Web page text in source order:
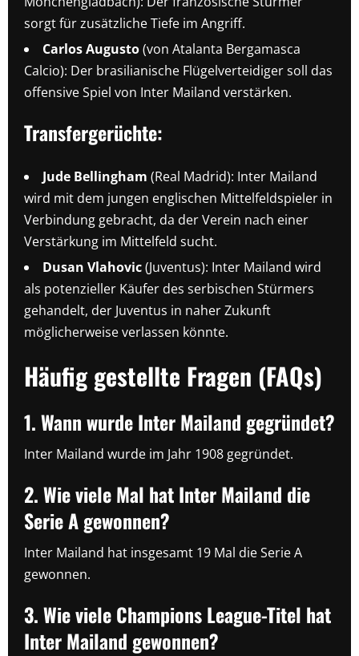
sorgt für zusätzliche Tiefe im Angriff.
Carlos Augusto(von Atalanta Bergamasca
Calcio): Der brasilianische Flügelverteidiger soll das
offensive Spiel von Inter Mailand verstärken.
Transfergerüchte:
Jude Bellingham (Real Madrid): Inter Mailand
wird mit dem jungen englischen Mittelfeldspieler in
Verbindung gebracht, da der Verein nach einer
Verstärkung im Mittelfeld sucht.
Dusan Vlahovic(Juventus): Inter Mailand wird
als potenzieller Käufer des serbischen Stürmers
gehandelt, der Juventus in naher Zukunft
möglicherweise verlassen könnte.
Häufig gestellte Fragen (FAQs)
1. Wann wurde Inter Mailand gegründet?
Inter Mailand wurde im Jahr 1908 gegründet.
2. Wie viele Mal hat Inter Mailand die
Serie A gewonnen?
Inter Mailand hat insgesamt 19 Mal die Serie A
gewonnen.
3. Wie viele Champions League-Titel hat
Inter Mailand gewonnen?